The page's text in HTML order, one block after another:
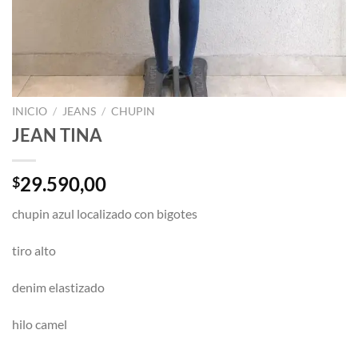
INICIO / JEANS / CHUPIN
JEAN TINA
$29.590,00
chupin azul localizado con bigotes
tiro alto
denim elastizado
hilo camel